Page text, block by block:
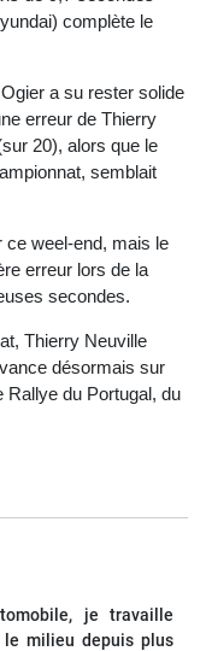
complète le
a su rester solide
erreur de Thierry
20), alors que le
semblait
ce weel-end, mais le
erreur lors de la
secondes.
Thierry Neuville
désormais sur
Rallye du Portugal, du
je travaille
le milieu depuis plus